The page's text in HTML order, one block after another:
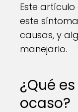
Este
este
causas, y
manejarlo.
¿Qué
ocaso?